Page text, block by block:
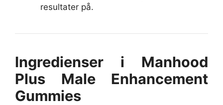
resultater på.
Ingredienser i Manhood
Plus Male Enhancement
Gummies